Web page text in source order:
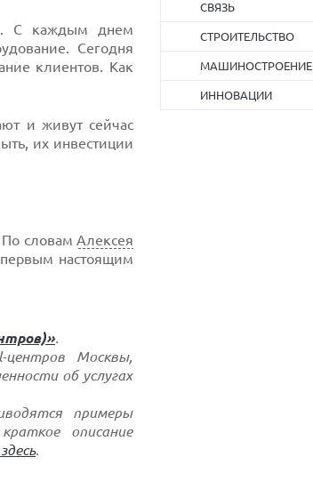
С каждым днем
Сегодня
клиентов. Как
и живут сейчас
их инвестиции
По словамАлексея
настоящим
.
Москвы,
об услугах
примеры
описание
.
СВЯЗЬ
СТРОИТЕЛЬСТВО
МАШИНОСТРОЕНИЕ
ИННОВАЦИИ